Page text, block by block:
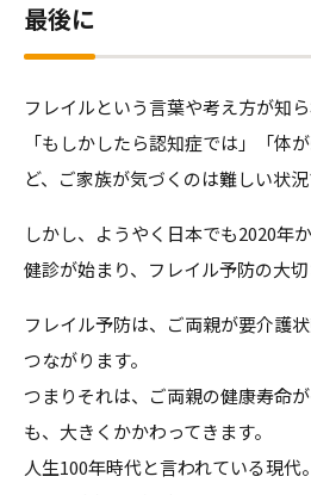
最後に
フレイルという言葉や考え方が知
「もしかしたら認知症では」「体
ど、ご家族が気づくのは難しい状況
しかし、ようやく日本でも2020年
健診が始まり、フレイル予防の大切
フレイル予防は、ご両親が要介護
つながります。
つまりそれは、ご両親の健康寿命
も、大きくかかわってきます。
人生100年時代と言われている現代